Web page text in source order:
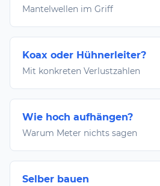
Mantelwellen im Griff
Koax oder Hühnerleiter?
Mit konkreten Verlustzahlen
Wie hoch aufhängen?
Warum Meter nichts sagen
Selber bauen